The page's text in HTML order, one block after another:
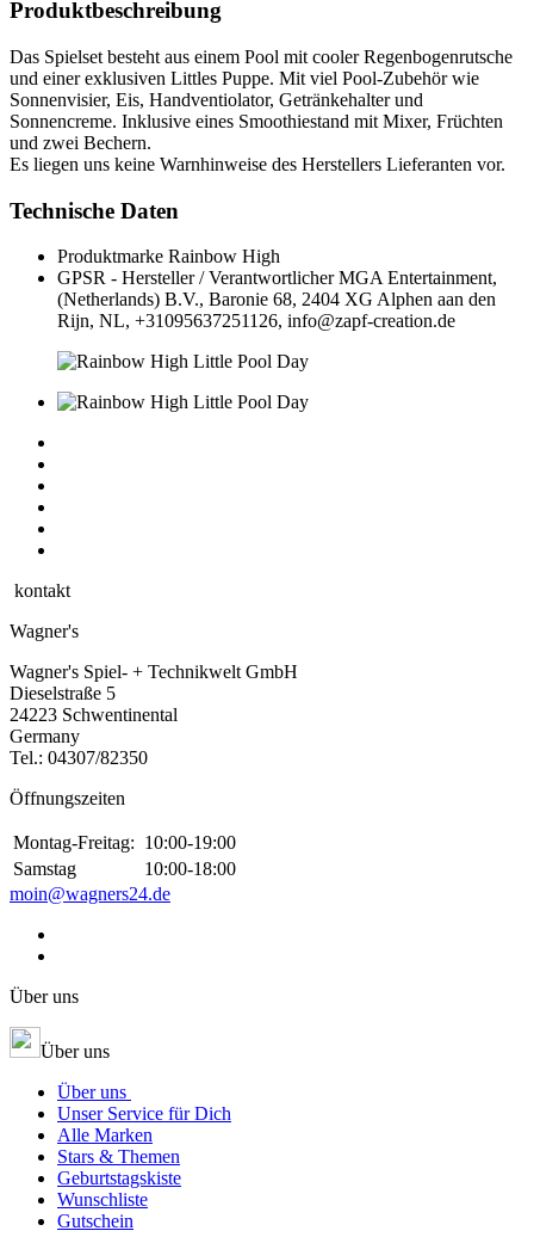
Produktbeschreibung
Das Spielset besteht aus einem Pool mit cooler Regenbogenrutsche
und einer exklusiven Littles Puppe. Mit viel Pool-Zubehör wie
Sonnenvisier, Eis, Handventiolator, Getränkehalter und
Sonnencreme. Inklusive eines Smoothiestand mit Mixer, Früchten
und zwei Bechern.
Es liegen uns keine Warnhinweise des Herstellers Lieferanten vor.
Technische Daten
Produktmarke Rainbow High
GPSR - Hersteller / Verantwortlicher MGA Entertainment,
(Netherlands) B.V., Baronie 68, 2404 XG Alphen aan den
Rijn, NL, +31095637251126, info@zapf-creation.de
kontakt
Wagner's
Wagner's Spiel- + Technikwelt GmbH
Dieselstraße 5
24223 Schwentinental
Germany
Tel.: 04307/82350
Öffnungszeiten
Montag-Freitag: 10:00-19:00
Samstag
10:00-18:00
moin@wagners24.de
Über uns
Über uns
Über uns
Unser Service für Dich
Alle Marken
Stars & Themen
Geburtstagskiste
Wunschliste
Gutschein